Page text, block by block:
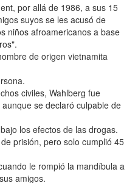
por allá de 1986, a sus 15
suyos se les acusó de
niños afroamericanos a base
de origen vietnamita
civiles, Wahlberg fue
se declaró culpable de
los efectos de las drogas.
prisión, pero solo cumplió 45
le rompió la mandíbula a
amigos.